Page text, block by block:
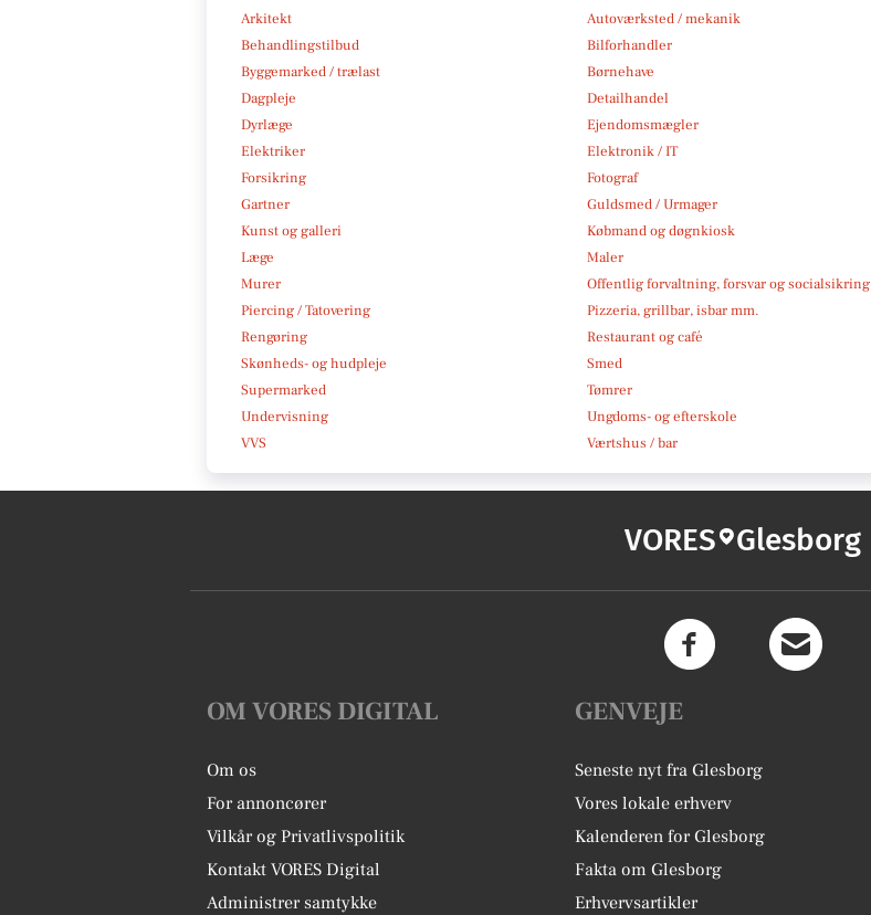
Arkitekt Autoværksted / mekanik
Behandlingstilbud
Bilforhandler
Byggemarked / trælast
Børnehave
Dagpleje
Detailhandel
Dyrlæge
Ejendomsmægler
Elektriker
Elektronik / IT
Forsikring
Fotograf
Gartner
Guldsmed / Urmager
Kunst og galleri
Købmand og døgnkiosk
Læge
Maler
Murer
Offentlig forvaltning, forsvar og socialsikring
Piercing / Tatovering
Pizzeria, grillbar, isbar mm.
Rengøring
Restaurant og café
Skønheds- og hudpleje
Smed
Supermarked
Tømrer
Undervisning
Ungdoms- og efterskole
VVS
Værtshus / bar
VORES Glesborg
OM VORES DIGITAL
Om os
For annoncører
Vilkår og Privatlivspolitik
Kontakt VORES Digital
Administrer samtykke
GENVEJE
Seneste nyt fra Glesborg
Vores lokale erhverv
Kalenderen for Glesborg
Fakta om Glesborg
Erhvervsartikler